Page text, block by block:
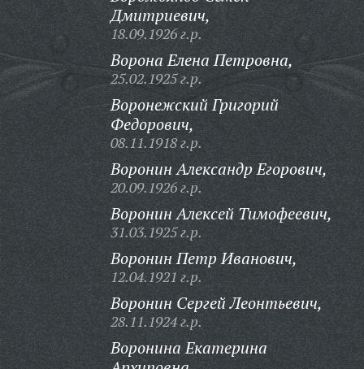
Дмитриевич,
18.09.1926 г.р.
Ворона Елена Петровна,
25.02.1925 г.р.
Воронежский Григорий
Федорович,
08.11.1918 г.р.
Воронин Александр Егорович,
20.09.1926 г.р.
Воронин Алексей Тимофеевич,
31.03.1925 г.р.
Воронин Петр Иванович,
12.04.1921 г.р.
Воронин Сергей Леонтьевич,
28.11.1924 г.р.
Воронина Екатерина